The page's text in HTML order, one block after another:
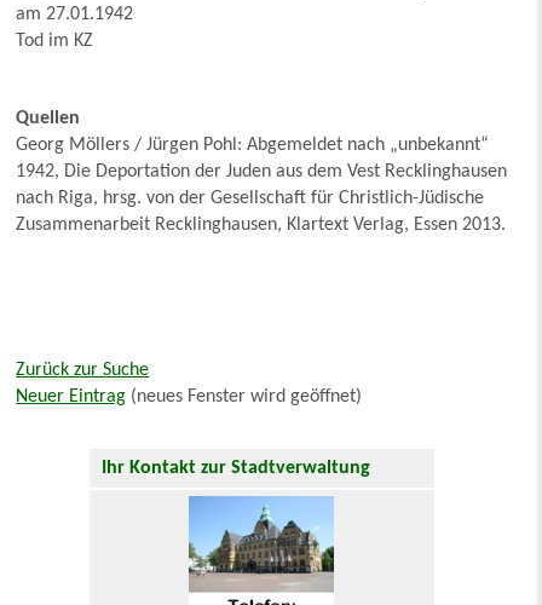
am 27.01.1942
Tod im KZ
Quellen
Georg Möllers / Jürgen Pohl: Abgemeldet nach „unbekannt“
1942, Die Deportation der Juden aus dem Vest Recklinghausen
nach Riga, hrsg. von der Gesellschaft für Christlich-Jüdische
Zusammenarbeit Recklinghausen, Klartext Verlag, Essen 2013.
Zurück zur Suche
Neuer Eintrag (neues Fenster wird geöffnet)
Ihr Kontakt zur Stadtverwaltung